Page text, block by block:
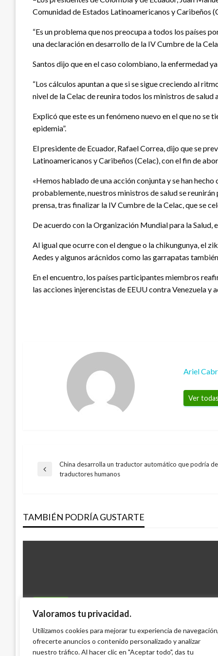
Valoramos tu privacidad.
Utilizamos cookies para mejorar tu experiencia de navegación,
ofrecerte anuncios o contenido personalizado y analizar
nuestro tráfico. Al hacer clic en "Aceptar todo", das tu
Comunidad de Estados Latinoamericanos y Caribeños
“Es un problema que nos preocupa a todos los países
una declaración en desarrollo de la IV Cumbre de la
Santos dijo que en el caso colombiano, la enfermedad
“Los cálculos apuntan a que si se sigue creciendo al
nivel de la Celac de reunira todos los ministros de
Explicó que este es un fenómeno nuevo en el que no
epidemia”.
El presidente de Ecuador, Rafael Correa, dijo que se
Latinoamericanos y Caribeños (Celac), con el fin de
«Hemos hablado de una acción conjunta y se han
probablemente, nuestros ministros de salud se
prensa, tras finalizar la IV Cumbre de la Celac, que se
De acuerdo con la Organización Mundial para la Salud,
Al igual que ocurre con el dengue o la chikungunya, el
Aedes y algunos arácnidos como las garrapatas
En el encuentro, los países participantes miembros
las acciones injerencistas de EEUU contra Venezuela
Ariel
Ver
Navegación
entradas
Entrada
China desarrolla un traductor automático que podría
traductores humanos
TAMBIÉN PODRÍA GUSTARTE
Invierno Bogotá: Desbordamientos en
alcantarillas en el Chicó
Iván Briceño viernes noviembre 21, 2014
POLÍTICA
Cerco diplomático contra la dictadura de
irreversible: Duque